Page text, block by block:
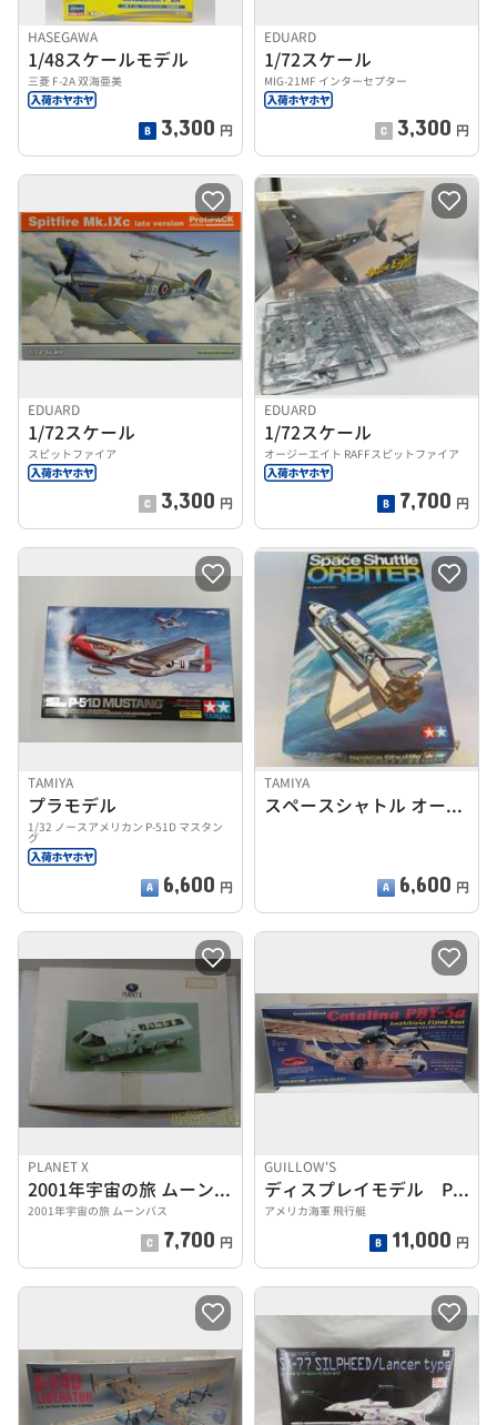
HASEGAWA
1/48スケールモデル
三菱 F-2A 双海亜美
3,300 円
EDUARD
1/72スケール
MIG-21MF インターセプター
3,300 円
EDUARD
1/72スケール
スピットファイア
3,300 円
EDUARD
1/72スケール
オージーエイト RAFFスピットファイア
7,700 円
TAMIYA
プラモデル
1/32 ノースアメリカン P-51D マスタン
グ
6,600 円
TAMIYA
スペースシャトル オービター
6,600 円
PLANET X
2001年宇宙の旅 ムーンバス
2001年宇宙の旅 ムーンバス
7,700 円
GUILLOW'S
ディスプレイモデル PBY-5a カタリナ
アメリカ海軍 飛行艇
11,000 円